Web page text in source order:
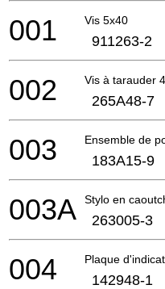
Vis 5x40
001 911263-2
Vis à tarauder
002 265A48-7
Ensemble de
003 183A15-9
Stylo en
003A 263005-3
Plaque
004 142948-1